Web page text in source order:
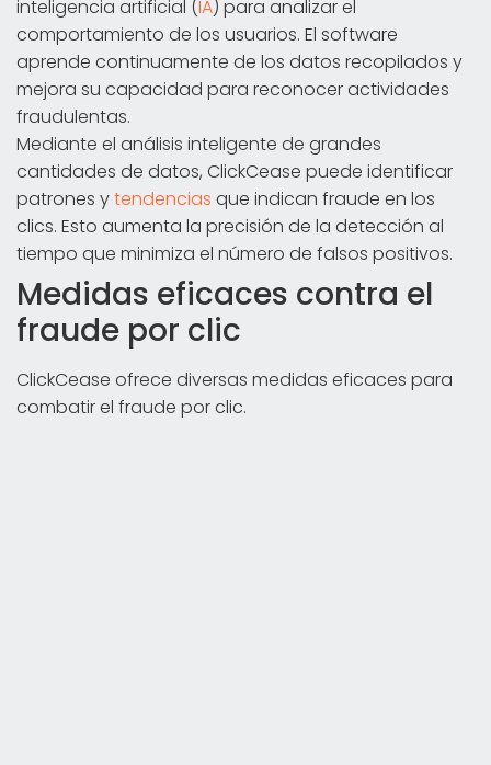
inteligencia artificial (IA) para analizar el
comportamiento de los usuarios. El software
aprende continuamente de los datos recopilados y
mejora su capacidad para reconocer actividades
fraudulentas.
Mediante el análisis inteligente de grandes
cantidades de datos, ClickCease puede identificar
patrones ytendencias que indican fraude en los
clics. Esto aumenta la precisión de la detección al
tiempo que minimiza el número de falsos positivos.
Medidas eficaces contra el
fraude por clic
ClickCease ofrece diversas medidas eficaces para
combatir el fraude por clic.